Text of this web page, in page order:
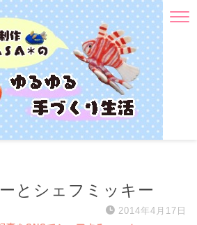
とシェフミッキー
2014年4月17日